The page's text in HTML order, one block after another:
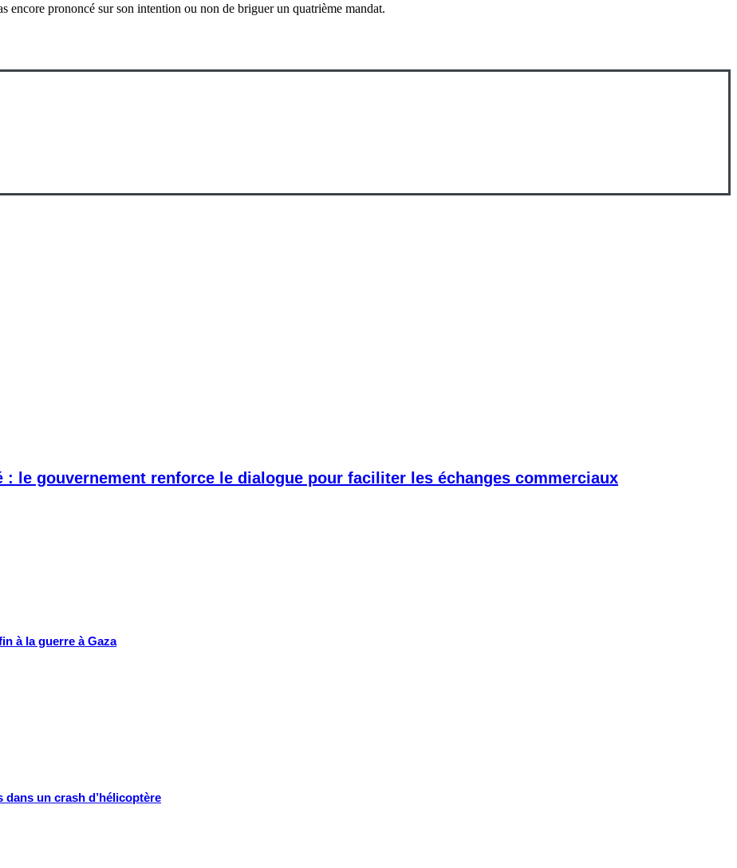
encore prononcé sur son intention ou non de briguer un quatrième mandat.
le gouvernement renforce le dialogue pour faciliter les échanges commerciaux
à la guerre à Gaza
un crash d’hélicoptère